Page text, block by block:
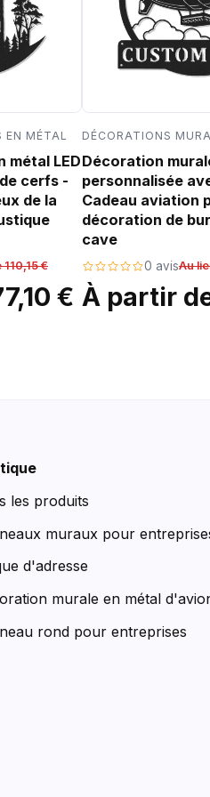
MÉTAL
métal LED
cerfs -
de la
€
€
DÉCORATIONS
Décoration
personnalisée
Cadeau aviation
décoration de
cave
0 avisAu
À partir
les produits
muraux pour
d'adresse
murale en métal
rond pour entreprises